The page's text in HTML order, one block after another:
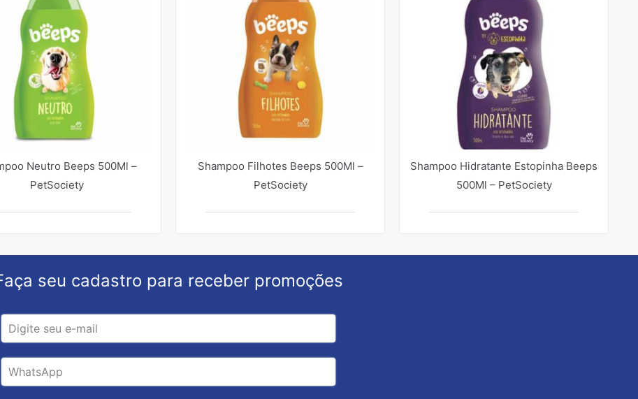
Neutro Beeps 500Ml –
PetSociety
Shampoo Filhotes Beeps 500Ml –
PetSociety
Shampoo Hidratante Estopinha Beeps
500Ml – PetSociety
seu cadastro para receber promoções